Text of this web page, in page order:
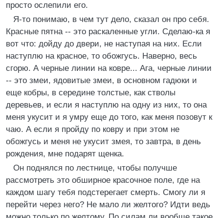
просто ослепили его.
Я-то понимаю, в чем тут дело, сказал он про себя.
Красные пятна -- это раскаленные угли. Сделаю-ка я
вот что: дойду до двери, не наступая на них. Если
наступлю на красное, то обожгусь. Наверно, весь
сгорю. А черные линии на ковре... Ага, черные линии
-- это змеи, ядовитые змеи, в основном гадюки и
еще кобры, в середине толстые, как стволы
деревьев, и если я наступлю на одну из них, то она
меня укусит и я умру еще до того, как меня позовут к
чаю. А если я пройду по ковру и при этом не
обожгусь и меня не укусит змея, то завтра, в день
рождения, мне подарят щенка.
Он поднялся по лестнице, чтобы получше
рассмотреть это обширное красочное поле, где на
каждом шагу тебя подстерегает смерть. Смогу ли я
перейти через него? Не мало ли желтого? Идти ведь